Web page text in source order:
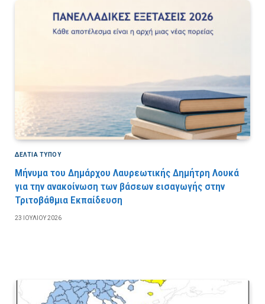
ΔΕΛΤΙΑ ΤΥΠΟΥ
Μήνυμα του Δημάρχου Λαυρεωτικής Δημήτρη Λουκά
για την ανακοίνωση των βάσεων εισαγωγής στην
Τριτοβάθμια Εκπαίδευση
23 ΙΟΥΛΊΟΥ 2026